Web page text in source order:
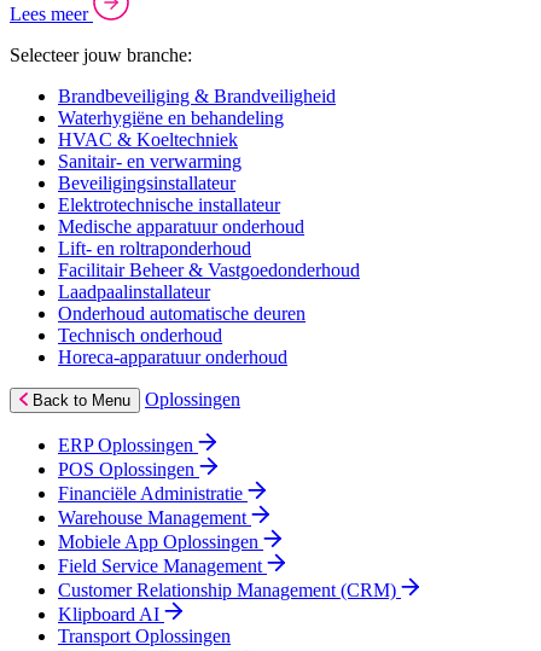
Lees meer
Selecteer jouw branche:
Brandbeveiliging & Brandveiligheid
Waterhygiëne en behandeling
HVAC & Koeltechniek
Sanitair- en verwarming
Beveiligingsinstallateur
Elektrotechnische installateur
Medische apparatuur onderhoud
Lift- en roltraponderhoud
Facilitair Beheer & Vastgoedonderhoud
Laadpaalinstallateur
Onderhoud automatische deuren
Technisch onderhoud
Horeca-apparatuur onderhoud
Back to Menu Oplossingen
ERP Oplossingen
POS Oplossingen
Financiële Administratie
Warehouse Management
Mobiele App Oplossingen
Field Service Management
Customer Relationship Management (CRM)
Klipboard AI
Transport Oplossingen